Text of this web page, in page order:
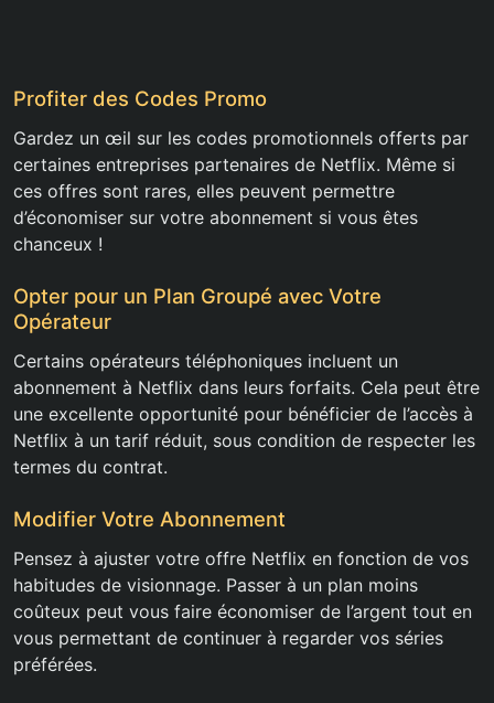
Profiter des Codes Promo
Gardez un œil sur les codes promotionnels offerts par
certaines entreprises partenaires de Netflix. Même si
ces offres sont rares, elles peuvent permettre
d’économiser sur votre abonnement si vous êtes
chanceux !
Opter pour un Plan Groupé avec Votre
Opérateur
Certains opérateurs téléphoniques incluent un
abonnement à Netflix dans leurs forfaits. Cela peut être
une excellente opportunité pour bénéficier de l’accès à
Netflix à un tarif réduit, sous condition de respecter les
termes du contrat.
Modifier Votre Abonnement
Pensez à ajuster votre offre Netflix en fonction de vos
habitudes de visionnage. Passer à un plan moins
coûteux peut vous faire économiser de l’argent tout en
vous permettant de continuer à regarder vos séries
préférées.